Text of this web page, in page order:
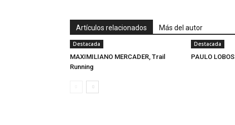
Artículos relacionados Más del autor
Destacada
MAXIMILIANO MERCADER, Trail
Running
Destacada
PAULO LOBOS